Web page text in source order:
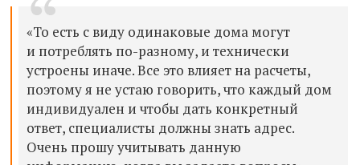
«То есть с виду одинаковые дома могут
и потреблять по-разному, и технически
устроены иначе. Все это влияет на расчеты,
поэтому я не устаю говорить, что каждый дом
индивидуален и чтобы дать конкретный
ответ, специалисты должны знать адрес.
Очень прошу учитывать данную